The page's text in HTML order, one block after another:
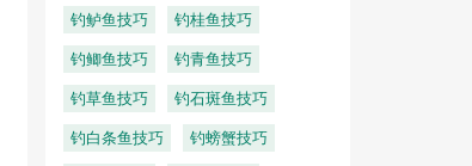
钓鲈鱼技巧 钓桂鱼技巧
钓鲫鱼技巧 钓青鱼技巧
钓草鱼技巧 钓石斑鱼技巧
钓白条鱼技巧 钓螃蟹技巧